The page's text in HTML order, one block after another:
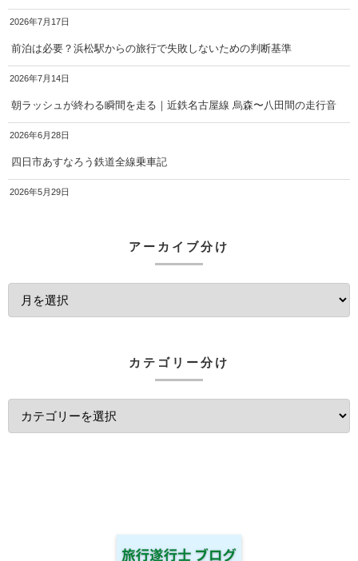
2026年7月17日
前泊は必要？浜松駅からの旅行で失敗しないための判断基準
2026年7月14日
朝ラッシュが終わる瞬間を走る｜近鉄名古屋線 烏森〜八田間の走行音
2026年6月28日
四日市あすなろう鉄道全線乗車記
2026年5月29日
アーカイブ分け
カテゴリー分け